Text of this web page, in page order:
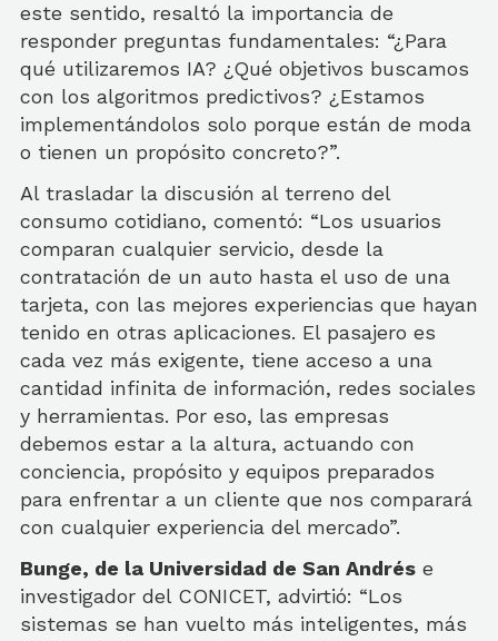
este sentido, resaltó la importancia de
responder preguntas fundamentales: “¿Para
qué utilizaremos IA? ¿Qué objetivos buscamos
con los algoritmos predictivos? ¿Estamos
implementándolos solo porque están de moda
o tienen un propósito concreto?”.
Al trasladar la discusión al terreno del
consumo cotidiano, comentó: “Los usuarios
comparan cualquier servicio, desde la
contratación de un auto hasta el uso de una
tarjeta, con las mejores experiencias que hayan
tenido en otras aplicaciones. El pasajero es
cada vez más exigente, tiene acceso a una
cantidad infinita de información, redes sociales
y herramientas. Por eso, las empresas
debemos estar a la altura, actuando con
conciencia, propósito y equipos preparados
para enfrentar a un cliente que nos comparará
con cualquier experiencia del mercado”.
Bunge, de la Universidad de San Andrés e
investigador del CONICET, advirtió: “Los
sistemas se han vuelto más inteligentes, más